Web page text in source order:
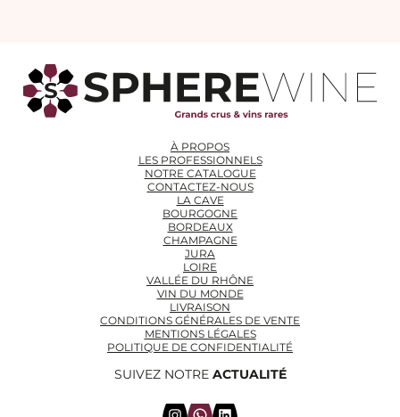
À PROPOS
LES PROFESSIONNELS
NOTRE CATALOGUE
CONTACTEZ-NOUS
LA CAVE
BOURGOGNE
BORDEAUX
CHAMPAGNE
JURA
LOIRE
VALLÉE DU RHÔNE
VIN DU MONDE
LIVRAISON
CONDITIONS GÉNÉRALES DE VENTE
MENTIONS LÉGALES
POLITIQUE DE CONFIDENTIALITÉ
SUIVEZ NOTRE ACTUALITÉ